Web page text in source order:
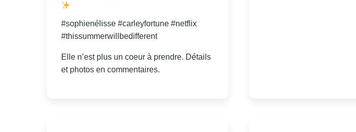
#sophienélisse #carleyfortune #netflix
#thissummerwillbedifferent
Elle n’est plus un coeur à prendre. Détails
et photos en commentaires.